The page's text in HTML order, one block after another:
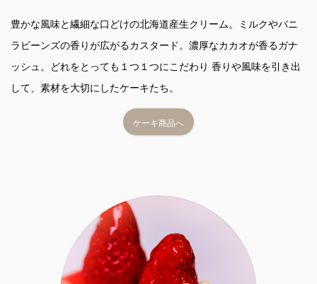
豊かな風味と繊細な口どけの北海道産生クリーム。ミルクやバニ
ラビーンズの香りが広がるカスタード。濃厚なカカオが香るガナ
ッシュ。どれをとっても１つ１つにこだわり 香りや風味を引き出
して、素材を大切にしたケーキたち。
ケーキ商品へ